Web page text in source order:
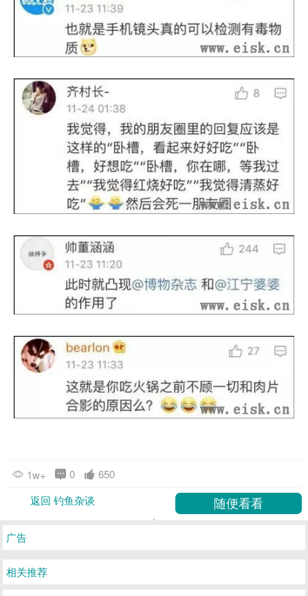
1w+ 0
650
返回 钓鱼杂谈
广告
相关推荐